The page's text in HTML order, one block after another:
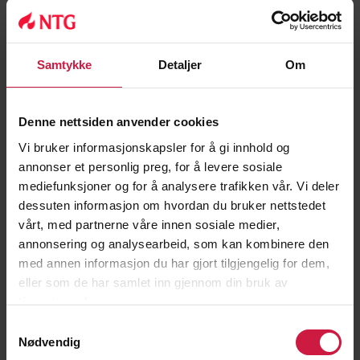
Samtykke Detaljer Om
Denne nettsiden anvender cookies
Vi bruker informasjonskapsler for å gi innhold og
annonser et personlig preg, for å levere sosiale
mediefunksjoner og for å analysere trafikken vår. Vi deler
dessuten informasjon om hvordan du bruker nettstedet
vårt, med partnerne våre innen sosiale medier,
annonsering og analysearbeid, som kan kombinere den
med annen informasjon du har gjort tilgjengelig for dem,
eller som de har samlet inn gjennom din bruk av
tjenestene deres.
Nødvendig
Psykologi 2
Entreprenørskap- og bedriftsutvikling 2
Blokk 3 (velg ett fag):
Kjemi 2
Fag- og timefordeling ved NTG Bergen:
(Timetall er oppgitt per uke)
Felles almenne